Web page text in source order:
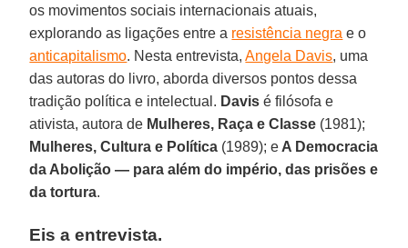
os movimentos sociais internacionais atuais,
explorando as ligações entre a resistência negra e o
anticapitalismo. Nesta entrevista,Angela Davis, uma
das autoras do livro, aborda diversos pontos dessa
tradição política e intelectual. Davis é filósofa e
ativista, autora de Mulheres, Raça e Classe (1981);
Mulheres, Cultura e Política (1989); e A Democracia
da Abolição — para além do império, das prisões e
da tortura.
Eis a entrevista.